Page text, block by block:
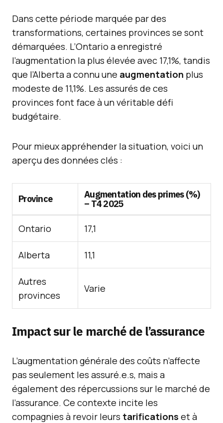
Dans cette période marquée par des
transformations, certaines provinces se sont
démarquées. L’Ontario a enregistré
l’augmentation la plus élevée avec 17,1%, tandis
que l’Alberta a connu une augmentation plus
modeste de 11,1%. Les assurés de ces
provinces font face à un véritable défi
budgétaire.
Pour mieux appréhender la situation, voici un
aperçu des données clés :
Province
Augmentation des primes (%)
– T4 2025
Ontario 17,1
Alberta 11,1
Autres
provinces
Varie
Impact sur le marché de l’assurance
L’augmentation générale des coûts n’affecte
pas seulement les assuré.e.s, mais a
également des répercussions sur le marché de
l’assurance. Ce contexte incite les
compagnies à revoir leurs tarifications et à